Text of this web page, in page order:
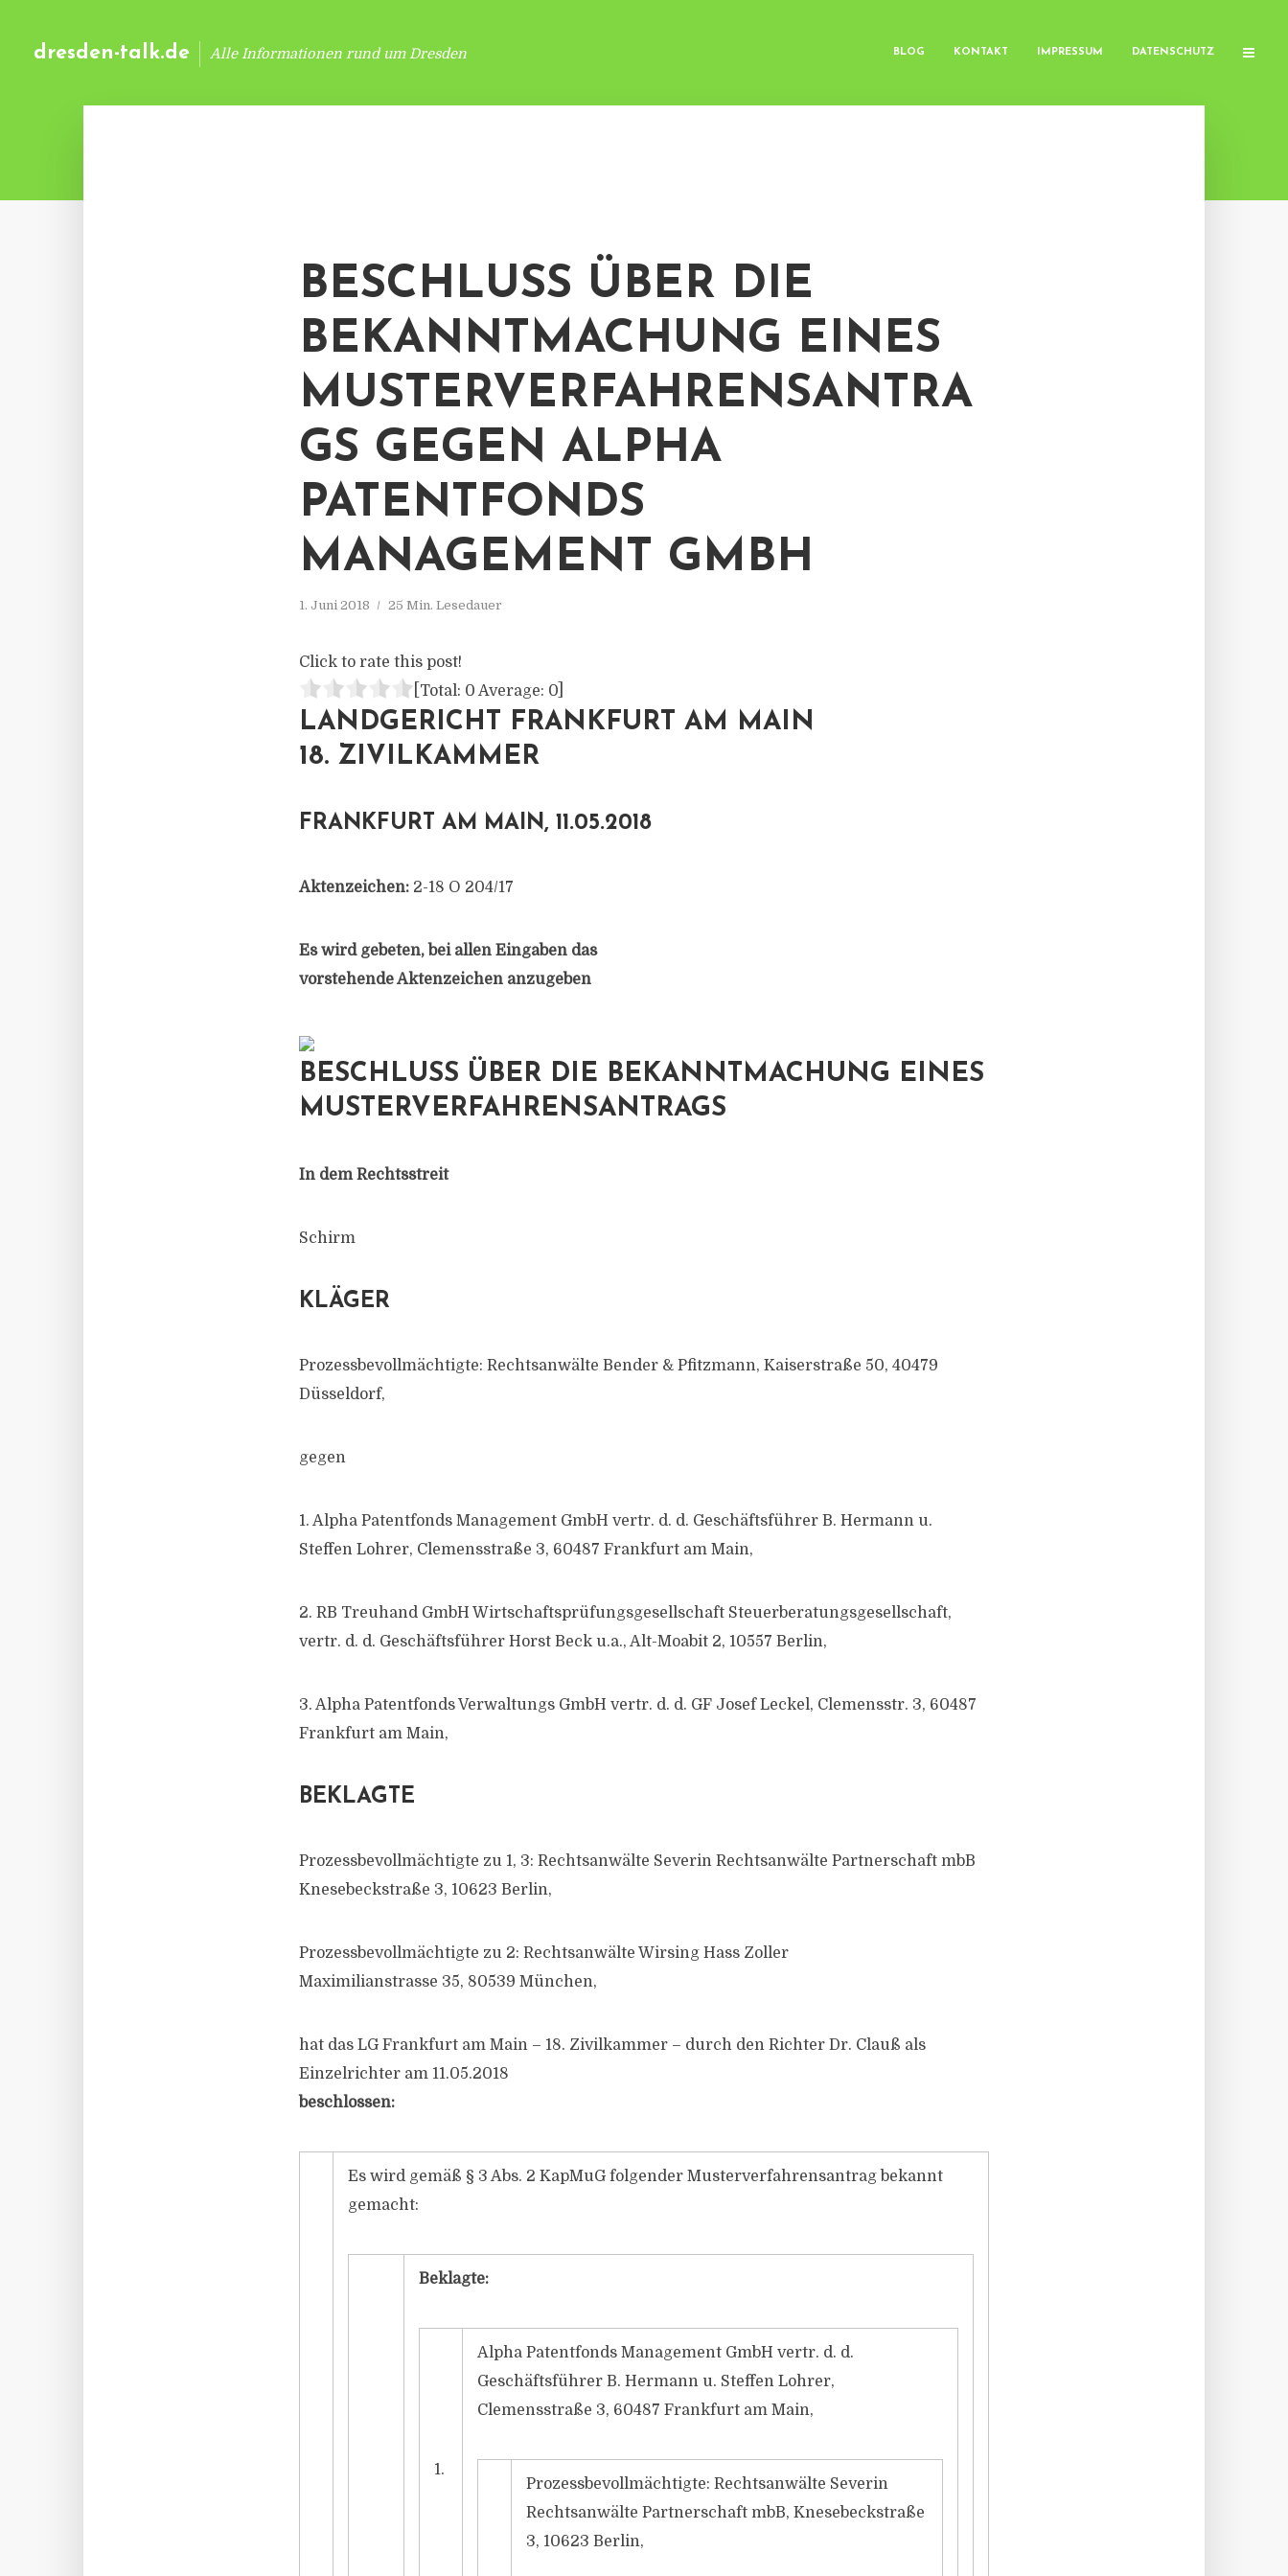
dresden-talk.de Alle Informationen rund um Dresden BLOG KONTAKT IMPRESSUM DATENSCHUTZ
BESCHLUSS ÜBER DIE
BEKANNTMACHUNG EINES
MUSTERVERFAHRENSANTRA
GS GEGEN ALPHA
PATENTFONDS
MANAGEMENT GMBH
1. Juni 2018 25 Min. Lesedauer
Click to rate this post!
[Total: 0 Average: 0
LANDGERICHT FRANKFURT AM MAIN
18. ZIVILKAMMER
FRANKFURT AM MAIN, 11.05.2018
Aktenzeichen: 2-18 O 204/17
Es wird gebeten, bei allen Eingaben das
vorstehende Aktenzeichen anzugeben
BESCHLUSS ÜBER DIE BEKANNTMACHUNG EINES
MUSTERVERFAHRENSANTRAGS
In dem Rechtsstreit
Schirm
KLÄGER
Prozessbevollmächtigte: Rechtsanwälte Bender & Pfitzmann, Kaiserstraße 50, 40479
Düsseldorf,
gegen
1. Alpha Patentfonds Management GmbH vertr. d. d. Geschäftsführer B. Hermann u.
Steffen Lohrer, Clemensstraße 3, 60487 Frankfurt am Main,
2. RB Treuhand GmbH Wirtschaftsprüfungsgesellschaft Steuerberatungsgesellschaft,
vertr. d. d. Geschäftsführer Horst Beck u.a., Alt-Moabit 2, 10557 Berlin,
3. Alpha Patentfonds Verwaltungs GmbH vertr. d. d. GF Josef Leckel, Clemensstr. 3, 60487
Frankfurt am Main,
BEKLAGTE
Prozessbevollmächtigte zu 1, 3: Rechtsanwälte Severin Rechtsanwälte Partnerschaft mbB
Knesebeckstraße 3, 10623 Berlin,
Prozessbevollmächtigte zu 2: Rechtsanwälte Wirsing Hass Zoller
Maximilianstrasse 35, 80539 München,
hat das LG Frankfurt am Main – 18. Zivilkammer – durch den Richter Dr. Clauß als
Einzelrichter am 11.05.2018
beschlossen:
Es wird gemäß § 3 Abs. 2 KapMuG folgender Musterverfahrensantrag bekannt
gemacht:
Beklagte:
1.
Alpha Patentfonds Management GmbH vertr. d. d.
Geschäftsführer B. Hermann u. Steffen Lohrer,
Clemensstraße 3, 60487 Frankfurt am Main,
Prozessbevollmächtigte: Rechtsanwälte Severin
Rechtsanwälte Partnerschaft mbB, Knesebeckstraße
3, 10623 Berlin,